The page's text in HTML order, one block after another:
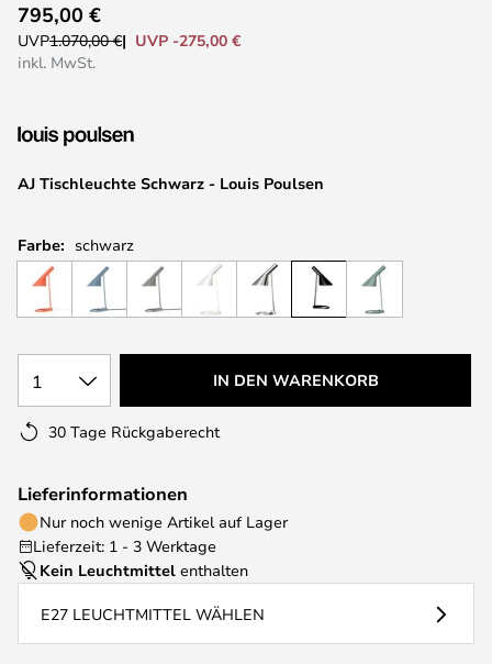
Anfang
der
AJ Tischleuchte Schwarz - Louis Poulsen
795,00 €
UVP1.070,00 €
UVP -275,00 €
inkl. MwSt.
Farbe: schwarz
1 IN DEN WARENKORB
30 Tage Rückgaberecht
Lieferinformationen
Nur noch wenige Artikel auf Lager
Lieferzeit: 1 - 3 Werktage
Kein Leuchtmittel enthalten
E27 LEUCHTMITTEL WÄHLEN